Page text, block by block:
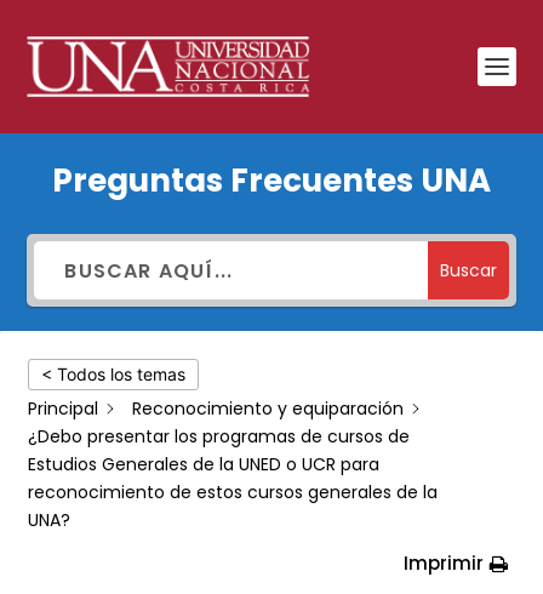
presentar
los
programas
de
cursos
de
Estudios
Generales
de
Preguntas Frecuentes UNA
Buscar
< Todos los temas
Principal
Reconocimiento y equiparación
¿Debo presentar los programas de cursos de
Estudios Generales de la UNED o UCR para
reconocimiento de estos cursos generales de la
UNA?
Imprimir